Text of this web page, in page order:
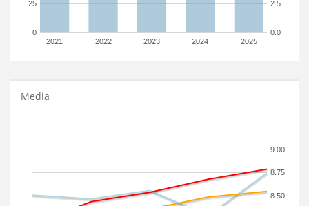
2021 2022 2023 2024 2025
0
25
0.0
2.5
Media
8.50
8.75
9.00